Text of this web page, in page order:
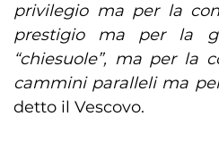
privilegio ma per la
prestigio ma per la
“chiesuole”, ma per la
cammini paralleli ma
detto il Vescovo.